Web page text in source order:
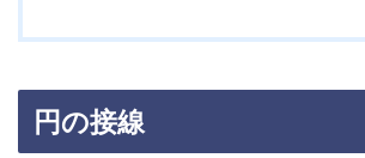
円の接線